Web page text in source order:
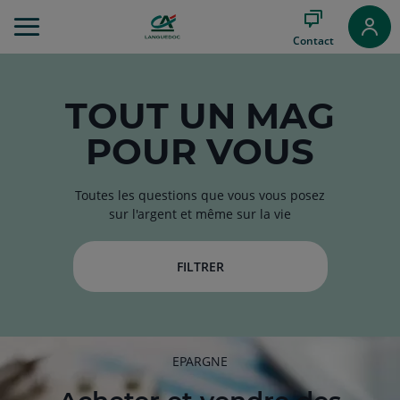
au
Contact
TOUT UN MAG
POUR VOUS
Toutes les questions que vous vous posez
sur l'argent et même sur la vie
FILTRER
RUBRIQUE
L'ARTICLE
EPARGNE